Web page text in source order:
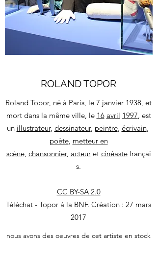
ROLAND TOPOR
Roland Topor, né à Paris, le 7 janvier 1938, et
mort dans la même ville, le 16 avril 1997, est
un illustrateur, dessinateur, peintre, écrivain,
poète, metteur en
scène, chansonnier, acteuret cinéastefrançai
s.
CC BY-SA 2.0
Téléchat - Topor à la BNF. Création : 27 mars
2017
nous avons des oeuvres de cet artiste en stock